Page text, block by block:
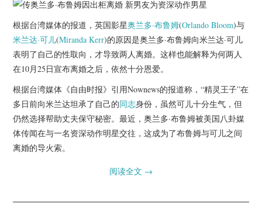
根据台湾媒体的报道，英国影星奥兰多·布鲁姆(Orlando Bloom)与
米兰达·可儿(Miranda Kerr)的原因是奥兰多·布鲁姆向米兰达·可儿
表明了自己的性取向，才导致两人离婚。这样也能解释为何两人
在10月25日宣布离婚之后，依然十分恩爱。
根据台湾媒体《自由时报》引用Nownews的报道称，“精灵王子”在
多日前向米兰达坦承了自己的同志身份，虽然可儿十分生气，但
仍然选择帮助丈夫保守秘密。最近，奥兰多·布鲁姆被美国八卦媒
体传闻在与一名资深动作明星交往，这成为了布鲁姆与可儿之间
离婚的导火索。
阅读全文 →